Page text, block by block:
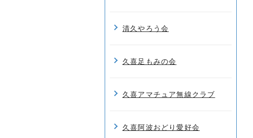
清久やろう会
久喜足もみの会
久喜アマチュア無線クラブ
久喜阿波おどり愛好会